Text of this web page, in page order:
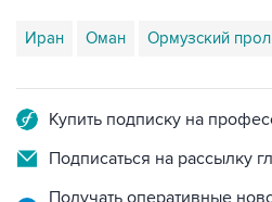
Иран Оман Ормузский
Купить подписку на
Подписаться на рассылку
Получать оперативные